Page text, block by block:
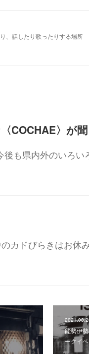
、話したり歌ったりする場所
も県内外のいろ
カドびらきはお休
能勢伊
ークイ